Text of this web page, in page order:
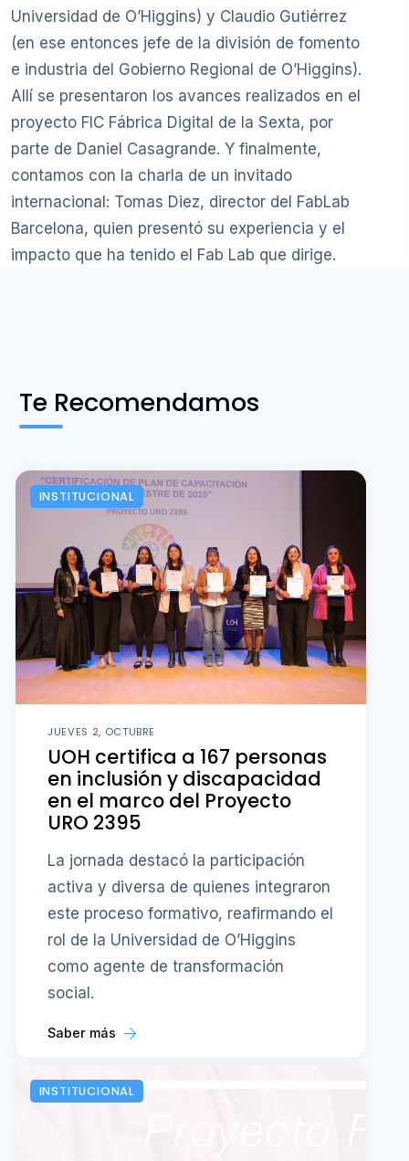
Universidad de O’Higgins) y Claudio Gutiérrez
(en ese entonces jefe de la división de fomento
e industria del Gobierno Regional de O’Higgins).
Allí se presentaron los avances realizados en el
proyecto FIC Fábrica Digital de la Sexta, por
parte de Daniel Casagrande. Y finalmente,
contamos con la charla de un invitado
internacional: Tomas Diez, director del FabLab
Barcelona, quien presentó su experiencia y el
impacto que ha tenido el Fab Lab que dirige.
Te Recomendamos
INSTITUCIONAL
JUEVES 2, OCTUBRE
UOH certifica a 167 personas
en inclusión y discapacidad
en el marco del Proyecto
URO 2395
La jornada destacó la participación
activa y diversa de quienes integraron
este proceso formativo, reafirmando el
rol de la Universidad de O’Higgins
como agente de transformación
social.
Saber más
INSTITUCIONAL